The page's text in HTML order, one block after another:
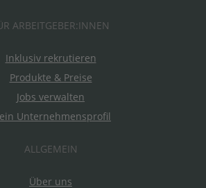
ARBEITGEBER:INNEN
Inklusiv rekrutieren
Produkte & Preise
Jobs verwalten
Unternehmensprofil
ALLGEMEIN
Über uns